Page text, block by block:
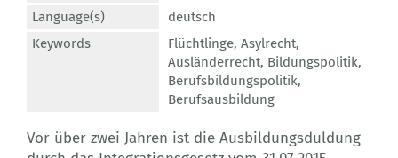
Language(s)
deutsch
Keywords
Flüchtlinge, Asylrecht,
Ausländerrecht, Bildungspolitik,
Berufsbildungspolitik,
Berufsausbildung
Vor über zwei Jahren ist die Ausbildungsduldung